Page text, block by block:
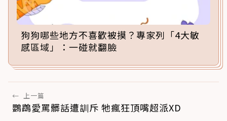
狗狗哪些地方不喜歡被摸？專家列「4大敏
感區域」：一碰就翻臉
← 上一篇
鸚鵡愛罵髒話遭訓斥 牠瘋狂頂嘴超派XD